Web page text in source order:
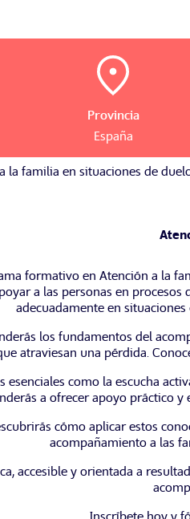
Provincia
España
la familia en situaciones de
formativo en Atención a la
a las personas en
adecuadamente en
los fundamentos del
atraviesan una pérdida.
esenciales como la escucha
a ofrecer apoyo práctico
cómo aplicar estos
acompañamiento a las
accesible y orientada a